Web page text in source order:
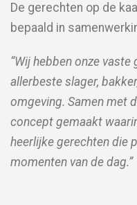
De gerechten op de
bepaald in
“Wij hebben onze
allerbeste slager,
omgeving. Samen met
concept gemaakt
heerlijke gerechten die
momenten van de dag.”